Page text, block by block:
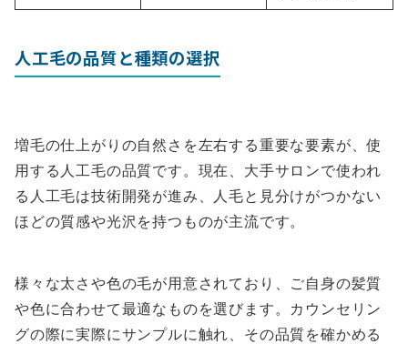
人工毛の品質と種類の選択
増毛の仕上がりの自然さを左右する重要な要素が、使
用する人工毛の品質です。現在、大手サロンで使われ
る人工毛は技術開発が進み、人毛と見分けがつかない
ほどの質感や光沢を持つものが主流です。
様々な太さや色の毛が用意されており、ご自身の髪質
や色に合わせて最適なものを選びます。カウンセリン
グの際に実際にサンプルに触れ、その品質を確かめる